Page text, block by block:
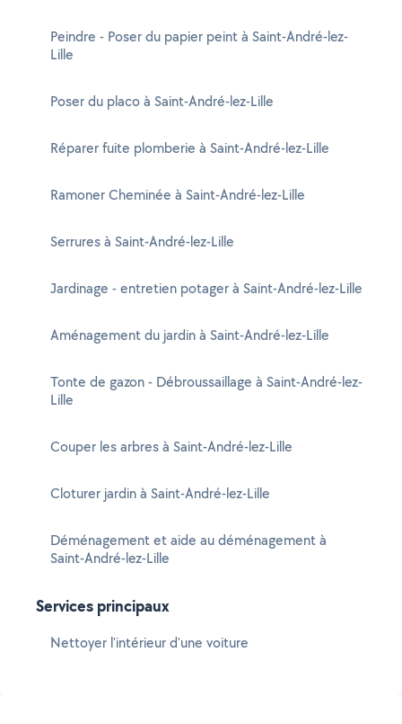
Peindre - Poser du papier peint à Saint-André-lez-
Lille
Poser du placo à Saint-André-lez-Lille
Réparer fuite plomberie à Saint-André-lez-Lille
Ramoner Cheminée à Saint-André-lez-Lille
Serrures à Saint-André-lez-Lille
Jardinage - entretien potager à Saint-André-lez-Lille
Aménagement du jardin à Saint-André-lez-Lille
Tonte de gazon - Débroussaillage à Saint-André-lez-
Lille
Couper les arbres à Saint-André-lez-Lille
Cloturer jardin à Saint-André-lez-Lille
Déménagement et aide au déménagement à
Saint-André-lez-Lille
Services principaux
Nettoyer l'intérieur d'une voiture